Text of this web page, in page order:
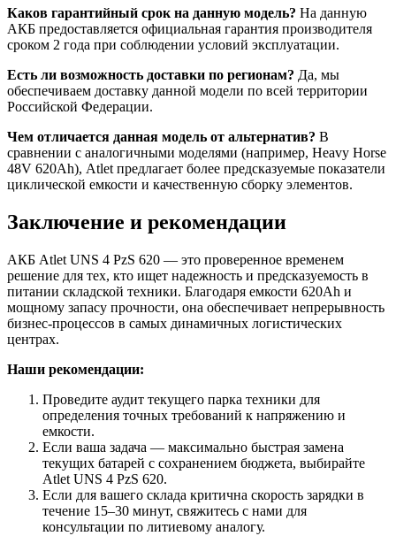
Каков гарантийный срок на данную модель? На данную
АКБ предоставляется официальная гарантия производителя
сроком 2 года при соблюдении условий эксплуатации.
Есть ли возможность доставки по регионам? Да, мы
обеспечиваем доставку данной модели по всей территории
Российской Федерации.
Чем отличается данная модель от альтернатив? В
сравнении с аналогичными моделями (например, Heavy Horse
48V 620Ah), Atlet предлагает более предсказуемые показатели
циклической емкости и качественную сборку элементов.
Заключение и рекомендации
АКБ Atlet UNS 4 PzS 620 — это проверенное временем
решение для тех, кто ищет надежность и предсказуемость в
питании складской техники. Благодаря емкости 620Ah и
мощному запасу прочности, она обеспечивает непрерывность
бизнес-процессов в самых динамичных логистических
центрах.
Наши рекомендации:
Проведите аудит текущего парка техники для
определения точных требований к напряжению и
емкости.
Если ваша задача — максимально быстрая замена
текущих батарей с сохранением бюджета, выбирайте
Atlet UNS 4 PzS 620.
Если для вашего склада критична скорость зарядки в
течение 15–30 минут, свяжитесь с нами для
консультации по литиевому аналогу.